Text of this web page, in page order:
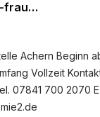
frau
Achern Beginn
Vollzeit
07841 700 2070